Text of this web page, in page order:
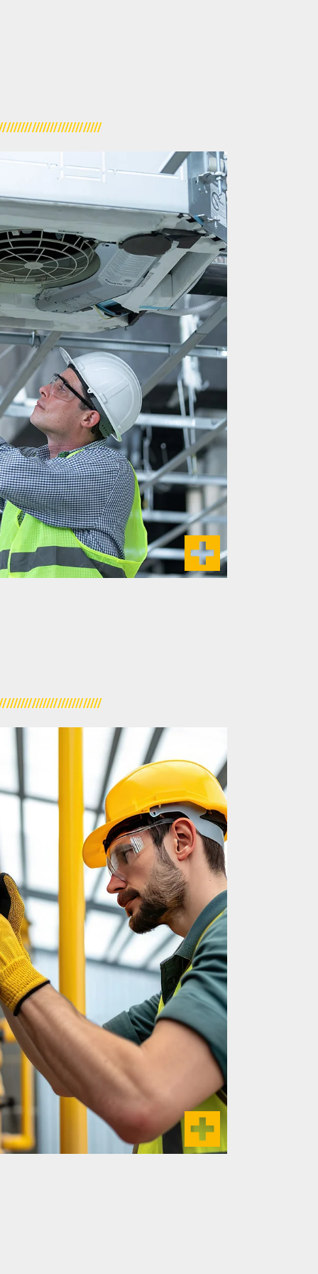
Lüftung
industrieller Lufttechnik ist
unseres Leistungsportfolios.
zur Belüftung und Entlüftung,
ebenso Teil der Planung, wie die
Brandschutzanlagen.
Klima
Arbeitsbedingungen oder zur
und Serverräumen ist
und Klimatechnik zwingend
Anlagen immer betriebsbereit sind,
Installation genauso wichtig wie
und Instandhaltung.